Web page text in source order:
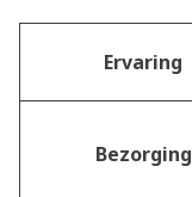
Ervaring
Bezorging